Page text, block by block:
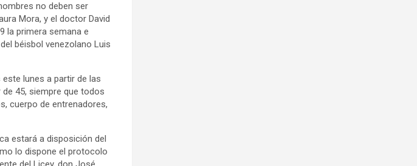
no deben ser
Mora, y el doctor David
la primera semana e
béisbol venezolano Luis
lunes a partir de las
45, siempre que todos
cuerpo de entrenadores,
estará a disposición del
lo dispone el protocolo